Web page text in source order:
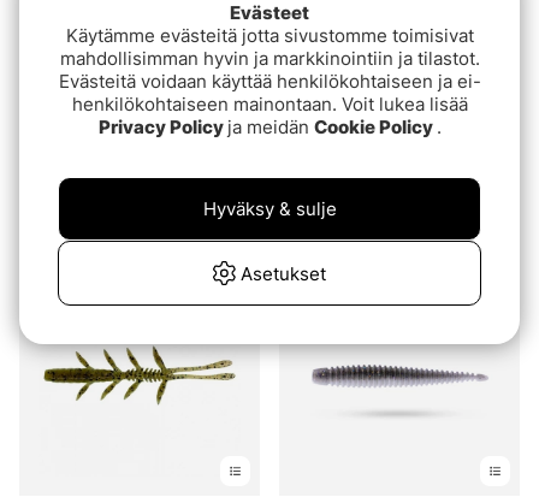
(2)5.0 5:sta tähdestä
(6-pack)
€8.20
Arvio: (2)3.0 5:sta
€5
Evästeet
Käytämme evästeitä jotta sivustomme toimisivat
mahdollisimman hyvin ja markkinointiin ja tilastot.
Evästeitä voidaan käyttää henkilökohtaiseen ja ei-
henkilökohtaiseen mainontaan. Voit lukea lisää
Privacy Policy ja meidän Cookie Policy .
Asetukset
Hyväksy & sulje